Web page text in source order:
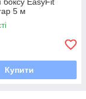
5 м
Купити